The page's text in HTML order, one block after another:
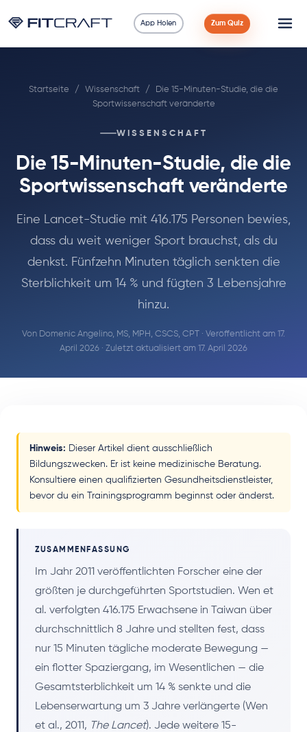
App Holen Zum Quiz
Ratgeber
90 Tage
Blog
Rechner
Startseite / Wissenschaft /
Die 15-Minuten-Studie, die die
Sportwissenschaft veränderte
WISSENSCHAFT
Die 15-Minuten-Studie, die die
Sportwissenschaft veränderte
Eine Lancet-Studie mit 416.175 Personen bewies,
dass du weit weniger Sport brauchst, als du
denkst. Fünfzehn Minuten täglich senkten die
Sterblichkeit um 14 % und fügten 3 Lebensjahre
hinzu.
Von Domenic Angelino, MS, MPH, CSCS, CPT · Veröffentlicht am 17.
April 2026 · Zuletzt aktualisiert am 17. April 2026
Hinweis: Dieser Artikel dient ausschließlich
Bildungszwecken. Er ist keine medizinische Beratung.
Konsultiere einen qualifizierten Gesundheitsdienstleister,
bevor du ein Trainingsprogramm beginnst oder änderst.
ZUSAMMENFASSUNG
Im Jahr 2011 veröffentlichten Forscher eine der
größten je durchgeführten Sportstudien. Wen et
al. verfolgten 416.175 Erwachsene in Taiwan über
durchschnittlich 8 Jahre und stellten fest, dass
nur 15 Minuten tägliche moderate Bewegung —
ein flotter Spaziergang, im Wesentlichen — die
Gesamtsterblichkeit um 14 % senkte und die
Lebenserwartung um 3 Jahre verlängerte (Wen
et al., 2011, The Lancet). Jede weitere 15-